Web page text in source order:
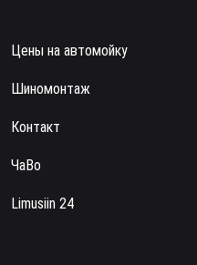
Цены на автомойку
Шиномонтаж
Контакт
ЧаВо
Limusiin 24